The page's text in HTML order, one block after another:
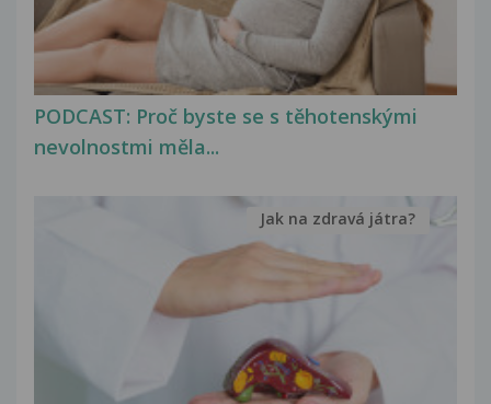
PODCAST: Proč byste se s těhotenskými
nevolnostmi měla...
Jak na zdravá játra?